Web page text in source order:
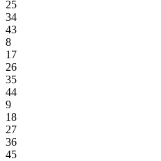
25
34
43
8
17
26
35
44
9
18
27
36
45